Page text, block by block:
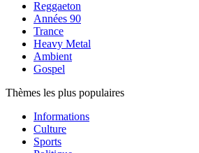
Reggaeton
Années 90
Trance
Heavy Metal
Ambient
Gospel
Thèmes les plus populaires
Informations
Culture
Sports